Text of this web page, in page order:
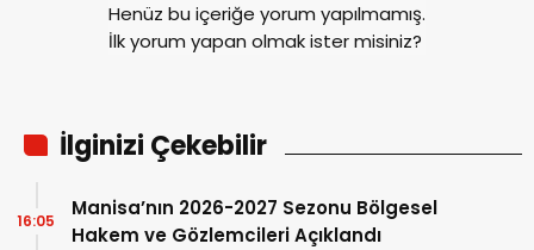
Henüz bu içeriğe yorum yapılmamış.
İlk yorum yapan olmak ister misiniz?
İlginizi Çekebilir
Manisa’nın 2026-2027 Sezonu Bölgesel
Hakem ve Gözlemcileri Açıklandı
16:05